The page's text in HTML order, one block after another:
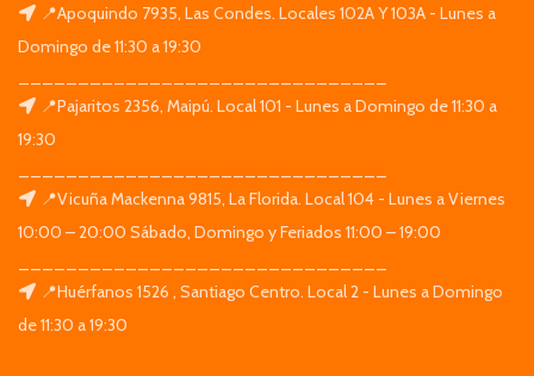
📍Apoquindo 7935, Las Condes. Locales 102A Y 103A - Lunes a
Domingo de 11:30 a 19:30
📍Pajaritos 2356, Maipú. Local 101 - Lunes a Domingo de 11:30 a
19:30
📍Vicuña Mackenna 9815, La Florida. Local 104 - Lunes a Viernes
10:00 – 20:00 Sábado, Domingo y Feriados 11:00 – 19:00
📍Huérfanos 1526 , Santiago Centro. Local 2 - Lunes a Domingo
de 11:30 a 19:30